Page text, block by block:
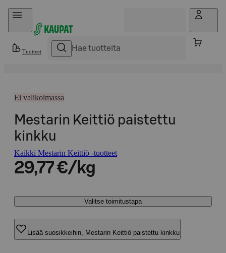
Hyppää sisältöön
Tuotteet
Ei valikoimassa
Mestarin Keittiö paistettu
kinkku
Kaikki Mestarin Keittiö -tuotteet
29,77 €/kg
Valitse toimitustapa
Lisää suosikkeihin, Mestarin Keittiö paistettu kinkku